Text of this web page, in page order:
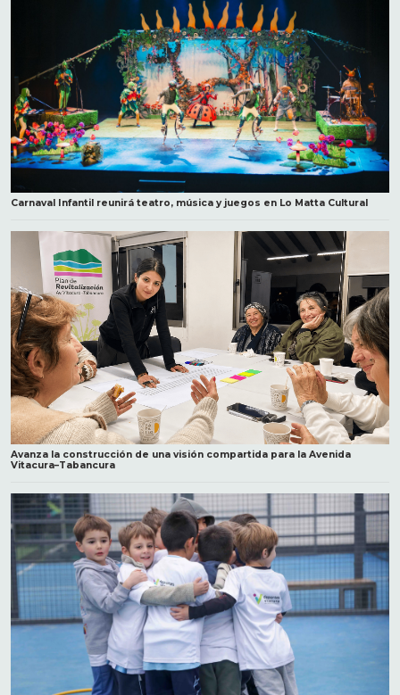
Carnaval Infantil reunirá teatro, música y juegos en Lo Matta Cultural
Avanza la construcción de una visión compartida para la Avenida
Vitacura–Tabancura